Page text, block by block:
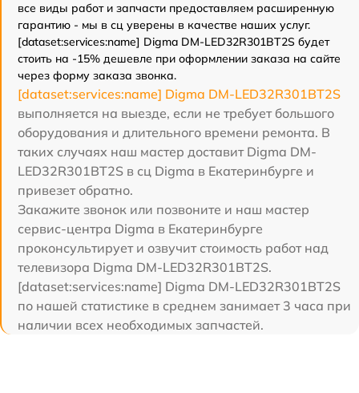
все виды работ и запчасти предоставляем расширенную
гарантию - мы в сц уверены в качестве наших услуг.
[dataset:services:name] Digma DM-LED32R301BT2S будет
стоить на -15% дешевле при оформлении заказа на сайте
через форму заказа звонка.
[dataset:services:name] Digma DM-LED32R301BT2S
выполняется на выезде, если не требует большого
оборудования и длительного времени ремонта. В
таких случаях наш мастер доставит Digma DM-
LED32R301BT2S в сц Digma в Екатеринбурге и
привезет обратно.
Закажите звонок или позвоните и наш мастер
сервис-центра Digma в Екатеринбурге
проконсультирует и озвучит стоимость работ над
телевизора Digma DM-LED32R301BT2S.
[dataset:services:name] Digma DM-LED32R301BT2S
по нашей статистике в среднем занимает 3 часа при
наличии всех необходимых запчастей.